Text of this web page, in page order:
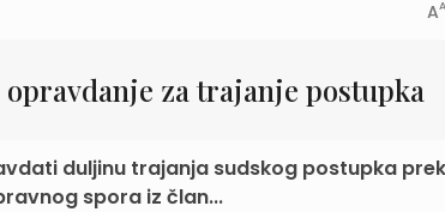
AA
opravdanje za trajanje postupka
duljinu trajanja sudskog postupka
spora iz član...